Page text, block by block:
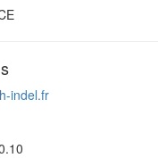
indel.fr